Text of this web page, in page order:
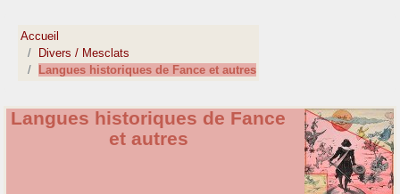
Accueil
Divers / Mesclats
Langues historiques de Fance et autres
Langues historiques de Fance
et autres